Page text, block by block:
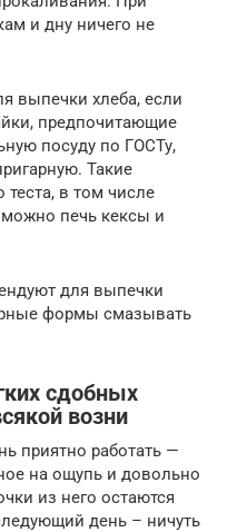
и дну ничего не
выпечки хлеба, если
предпочитающие
посуду по ГОСТу,
Такие
в том числе
можно печь кексы и
для выпечки
формы смазывать
сдобных
возни
приятно работать —
на ощупь и довольно
из него остаются
день – ничуть